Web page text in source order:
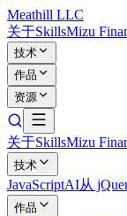
Meathill LLC
关于SkillsMizu
技术
作品
资源
关于SkillsMizu
技术
JavaScriptAI从
作品